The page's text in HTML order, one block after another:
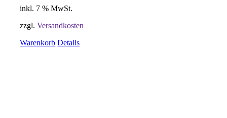
inkl. 7 % MwSt.
zzgl.Versandkosten
Warenkorb Details